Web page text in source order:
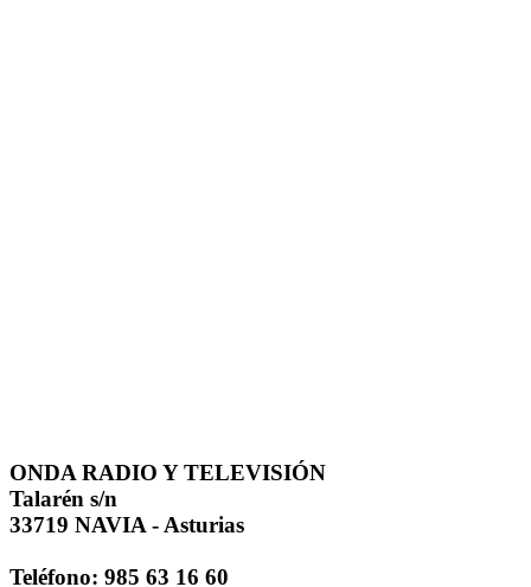
ONDA RADIO Y TELEVISIÓN
Talarén s/n
33719 NAVIA - Asturias
Teléfono: 985 63 16 60